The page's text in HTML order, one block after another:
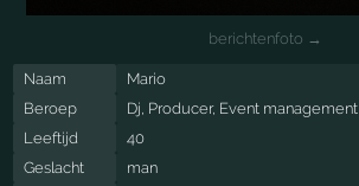
berichtenfoto →
Naam
Mario
Beroep
Dj, Producer, Event management
Leeftijd
40
Geslacht
man